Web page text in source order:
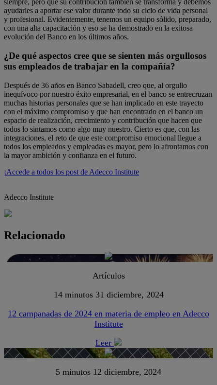
siempre, pero que su contribución también se transforma y debemos
ayudarles a aportar ese valor durante todo su ciclo de vida personal
y profesional. Evidentemente, tenemos un equipo sólido, preparado,
con una alta capacitación y eso se ha demostrado en la exitosa
evolución del Banco en los últimos años.
¿De qué aspectos cree que se sienten más orgullosos
sus empleados de trabajar en la compañía?
Después de 36 años en Banco Sabadell, creo que, al orgullo
inequívoco por nuestro éxito empresarial, en el banco se entrecruzan
muchas historias personales que se han implicado en este trayecto
con el máximo compromiso y que han encontrado en el banco un
espacio de realización, crecimiento y contribución que hacen que
todos lo sintamos como algo muy nuestro. Cierto es que, con las
integraciones, el reto de que este compromiso emocional llegue a
todos los empleados y empleadas es mayor, pero lo afrontamos con
la mayor ambición y confianza en el futuro.
¡Accede a todos los post de Adecco Institute
Adecco Institute
Relacionado
Artículos
14 minutos 31 diciembre, 2024
12 campanadas de 2024 en materia de empleo en Adecco
Institute
Leer
5 minutos 12 diciembre, 2024